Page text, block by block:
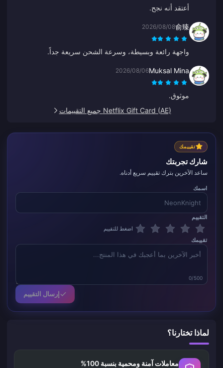
أعتقد أنه نجح.
俞臻
2026/08/08
واجهة رائعة وبسيطة، وسرعة الشحن سريعة جداً.
Muksal Mina
2026/08/06
موثوق.
Netflix Gift Card (AE) جميع التقييمات
تقييمك
شارك تجربتك
ساعد الآخرين بترك تقييم سريع أدناه.
اسمك
التقييم
اضغط للتقييم
تقييمك
0/500
إرسال التقييم
لماذا تختارنا؟
معاملات آمنة ومحمية بنسبة 100%